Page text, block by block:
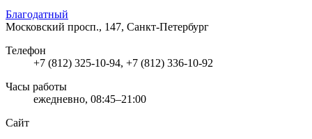
Благодатный
Московский просп., 147, Санкт-Петербург
Телефон
+7 (812) 325-10-94, +7 (812) 336-10-92
Часы работы
ежедневно, 08:45–21:00
Сайт